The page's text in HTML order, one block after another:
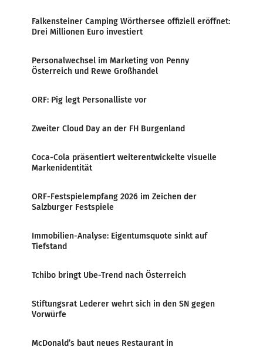
Falkensteiner Camping Wörthersee offiziell eröffnet:
Drei Millionen Euro investiert
Personalwechsel im Marketing von Penny
Österreich und Rewe Großhandel
ORF: Pig legt Personalliste vor
Zweiter Cloud Day an der FH Burgenland
Coca-Cola präsentiert weiterentwickelte visuelle
Markenidentität
ORF-Festspielempfang 2026 im Zeichen der
Salzburger Festspiele
Immobilien-Analyse: Eigentumsquote sinkt auf
Tiefstand
Tchibo bringt Ube-Trend nach Österreich
Stiftungsrat Lederer wehrt sich in den SN gegen
Vorwürfe
McDonald’s baut neues Restaurant in